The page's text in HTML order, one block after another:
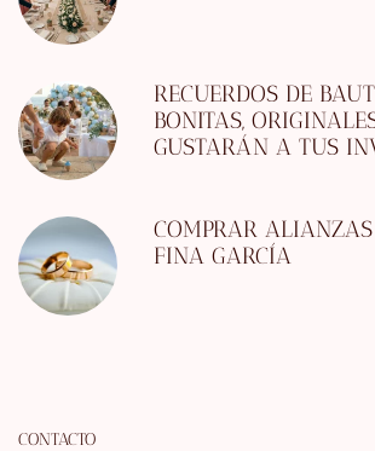
RECUERDOS DE
BONITAS,
GUSTARÁN A TUS
COMPRAR
FINA GARCÍA
CONTACTO